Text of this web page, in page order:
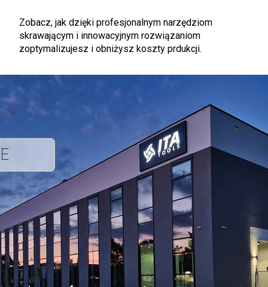
Zobacz, jak dzięki profesjonalnym narzędziom
skrawającym i innowacyjnym rozwiązaniom
zoptymalizujesz i obniżysz koszty prdukcji.